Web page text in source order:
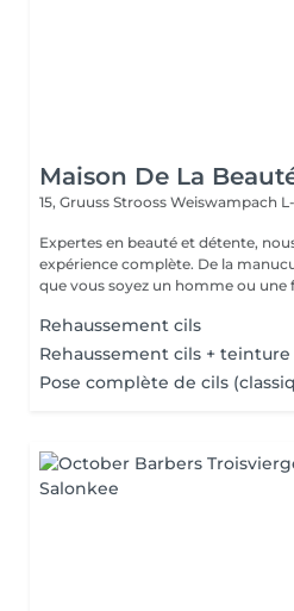
Maison De La
15, Gruuss Strooss Weiswampach L-
Expertes en beauté et détente,
expérience complète. De la
que vous soyez un homme ou une
Rehaussement cils
Rehaussement cils + teinture
Pose complète de cils